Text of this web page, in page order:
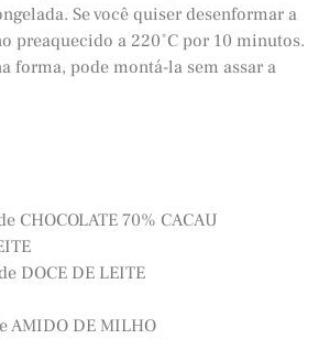
Se você quiser desenformar a
preaquecido a 220˚C por 10 minutos.
forma, pode montá-la sem assar a
CHOCOLATE 70% CACAU
DOCE DE LEITE
AMIDO DE MILHO